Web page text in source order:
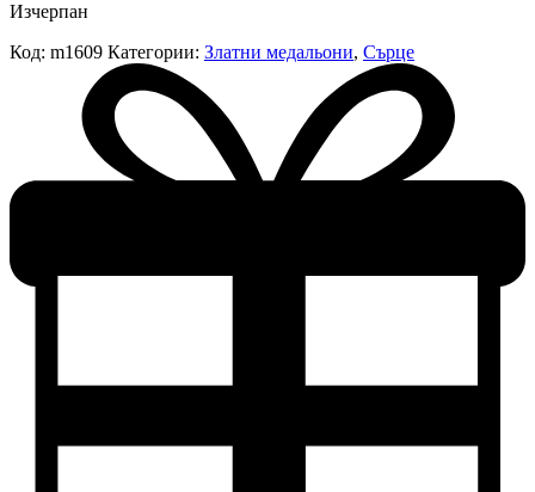
Изчерпан
Код: m1609 Категории: Златни медальони, Сърце